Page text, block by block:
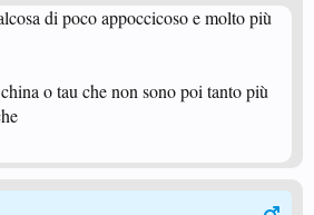
di poco appoccicoso e molto più
o tau che non sono poi tanto più